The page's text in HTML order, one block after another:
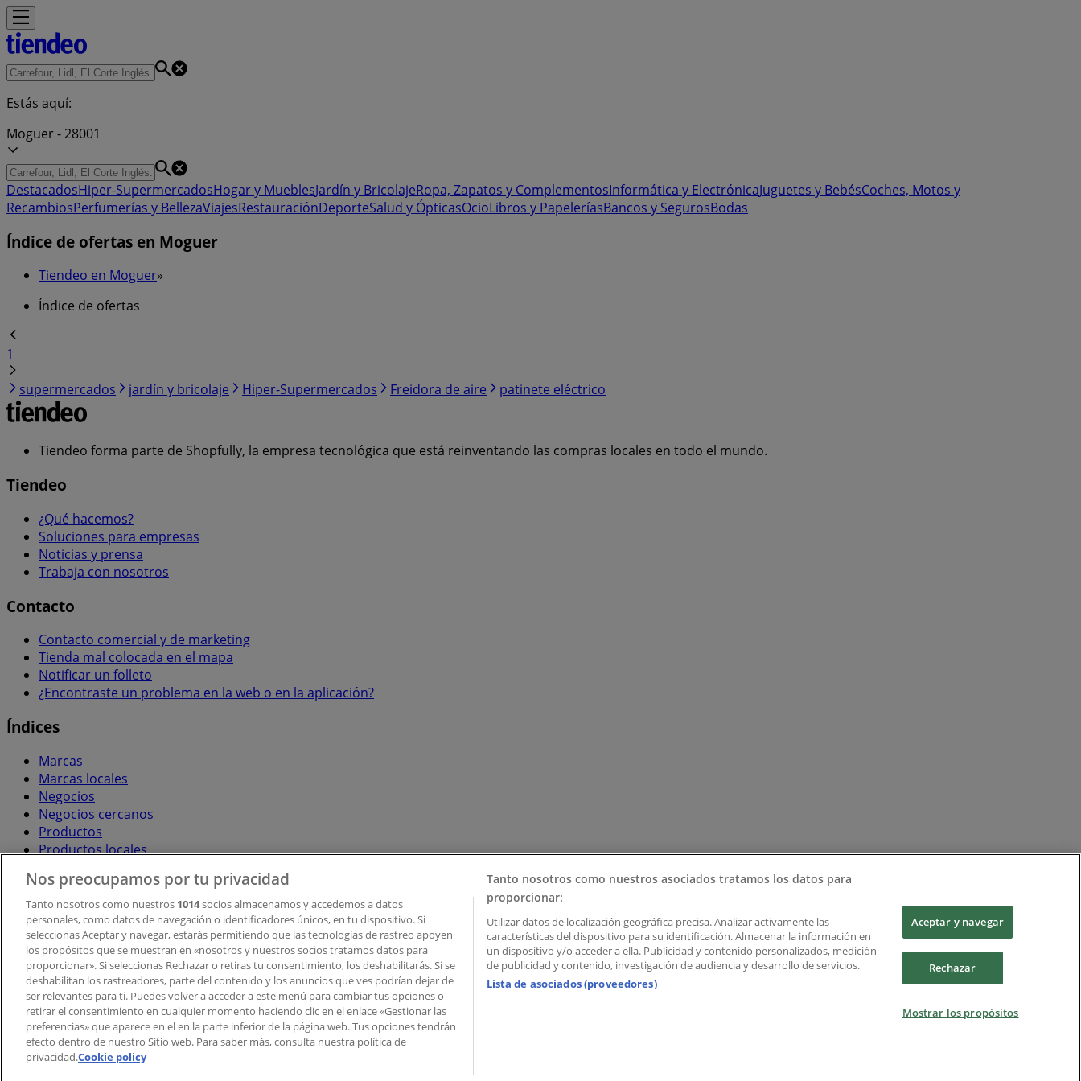
Estás aquí:
Moguer - 28001
DestacadosHiper-SupermercadosHogar y MueblesJardín y BricolajeRopa, Zapatos y ComplementosInformática y ElectrónicaJuguetes y BebésCoches, Motos y
RecambiosPerfumerías y BellezaViajesRestauraciónDeporteSalud y ÓpticasOcioLibros y PapeleríasBancos y SegurosBodas
Índice de ofertas en Moguer
Tiendeo en Moguer»
Índice de ofertas
1
supermercados
jardín y bricolaje Hiper-Supermercados Freidora de aire patinete eléctrico
Tiendeo forma parte de Shopfully, la empresa tecnológica que está reinventando las compras locales en todo el mundo.
Tiendeo
¿Qué hacemos?
Soluciones para empresas
Noticias y prensa
Trabaja con nosotros
Contacto
Contacto comercial y de marketing
Tienda mal colocada en el mapa
Notificar un folleto
¿Encontraste un problema en la web o en la aplicación?
Índices
Marcas
Marcas locales
Negocios
Negocios cercanos
Productos
Productos locales
Descargar la APP Tiendeo
Copyright © Tiendeo ® 2026 · Shopfully Marketing S.L.U. – Palau de Mar – 08039 Barcelona, Spain
Términos y condicionesPolítica de privacidad
Gestionar cookies
Nos preocupamos por tu privacidad
Tanto nosotros como nuestros 1014socios almacenamos y accedemos a datos
personales, como datos de navegación o identificadores únicos, en tu dispositivo. Si
seleccionas Aceptar y navegar, estarás permitiendo que las tecnologías de rastreo apoyen
los propósitos que se muestran en «nosotros y nuestros socios tratamos datos para
proporcionar». Si seleccionas Rechazar o retiras tu consentimiento, los deshabilitarás. Si se
deshabilitan los rastreadores, parte del contenido y los anuncios que ves podrían dejar de
ser relevantes para ti. Puedes volver a acceder a este menú para cambiar tus opciones o
retirar el consentimiento en cualquier momento haciendo clic en el enlace «Gestionar las
preferencias» que aparece en el en la parte inferior de la página web. Tus opciones tendrán
efecto dentro de nuestro Sitio web. Para saber más, consulta nuestra política de
privacidad.Cookie policy
Tanto nosotros como nuestros asociados tratamos los datos para
proporcionar:
Utilizar datos de localización geográfica precisa. Analizar activamente las
características del dispositivo para su identificación. Almacenar la información en
un dispositivo y/o acceder a ella. Publicidad y contenido personalizados, medición
de publicidad y contenido, investigación de audiencia y desarrollo de servicios.
Lista de asociados (proveedores)
Aceptar y navegar
Rechazar
Mostrar los propósitos